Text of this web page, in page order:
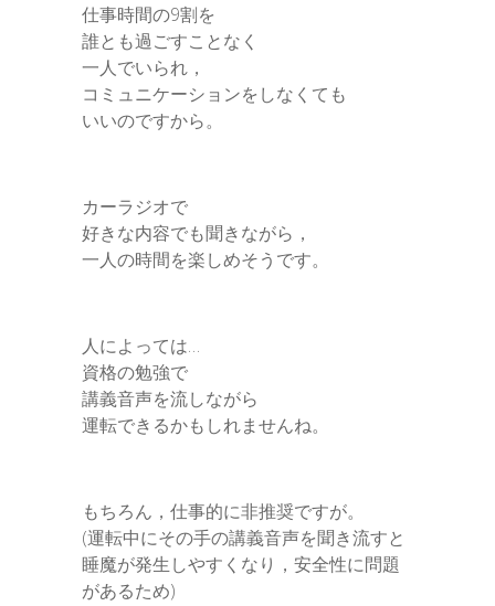
仕事時間の9割を
誰とも過ごすことなく
一人でいられ，
コミュニケーションをしなくても
いいのですから。
カーラジオで
好きな内容でも聞きながら，
一人の時間を楽しめそうです。
人によっては…
資格の勉強で
講義音声を流しながら
運転できるかもしれませんね。
もちろん，仕事的に非推奨ですが。
(運転中にその手の講義音声を聞き流すと
睡魔が発生しやすくなり，安全性に問題
があるため)